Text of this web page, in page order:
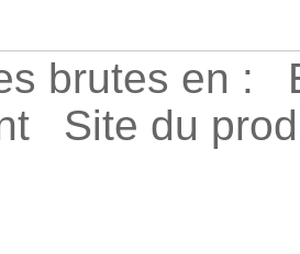
brutes en :
Site du